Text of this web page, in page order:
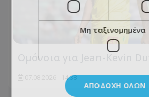
Ομόνοια για Jean-Kevin
07.08.2026 - 14:38
Μη ταξινομημένα
ΑΠΟΔΟΧΉ ΌΛΩΝ